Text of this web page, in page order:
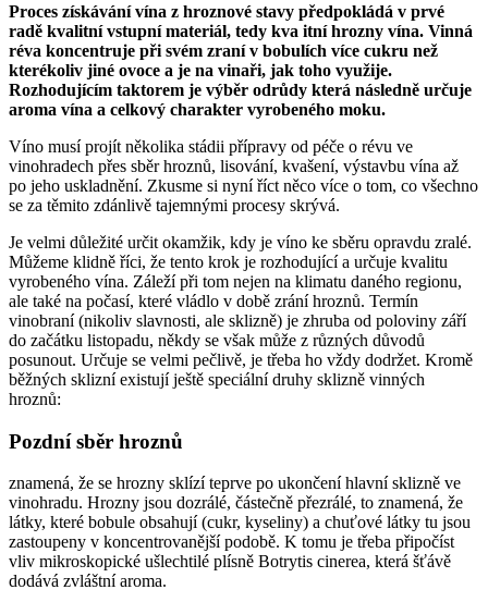
Proces získávání vína z hroznové stavy předpokládá v prvé
radě kvalitní vstupní materiál, tedy kva itní hrozny vína. Vinná
réva koncentruje při svém zraní v bobulích více cukru než
kterékoliv jiné ovoce a je na vinaři, jak toho využije.
Rozhodujícím taktorem je výběr odrůdy která následně určuje
aroma vína a celkový charakter vyrobeného moku.
Víno musí projít několika stádii přípravy od péče o révu ve
vinohradech přes sběr hroznů, lisování, kvašení, výstavbu vína až
po jeho uskladnění. Zkusme si nyní říct něco více o tom, co všechno
se za těmito zdánlivě tajemnými procesy skrývá.
Je velmi důležité určit okamžik, kdy je víno ke sběru opravdu zralé.
Můžeme klidně říci, že tento krok je rozhodující a určuje kvalitu
vyrobeného vína. Záleží při tom nejen na klimatu daného regionu,
ale také na počasí, které vládlo v době zrání hroznů. Termín
vinobraní (nikoliv slavnosti, ale sklizně) je zhruba od poloviny září
do začátku listopadu, někdy se však může z různých důvodů
posunout. Určuje se velmi pečlivě, je třeba ho vždy dodržet. Kromě
běžných sklizní existují ještě speciální druhy sklizně vinných
hroznů:
Pozdní sběr hroznů
znamená, že se hrozny sklízí teprve po ukončení hlavní sklizně ve
vinohradu. Hrozny jsou dozrálé, částečně přezrálé, to znamená, že
látky, které bobule obsahují (cukr, kyseliny) a chuťové látky tu jsou
zastoupeny v koncentrovanější podobě. K tomu je třeba připočíst
vliv mikroskopické ušlechtilé plísně Botrytis cinerea, která šťávě
dodává zvláštní aroma.